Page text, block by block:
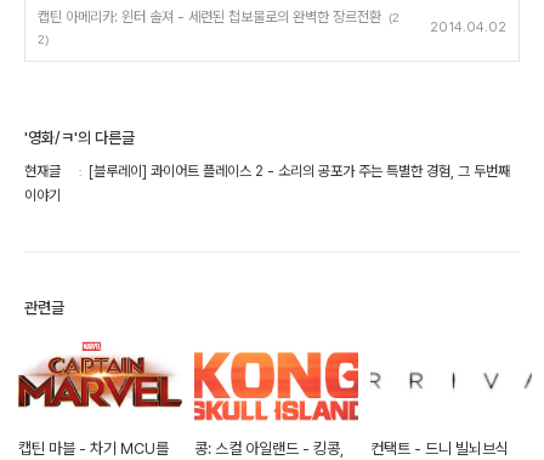
캡틴 아메리카: 윈터 솔져 - 세련된 첩보물로의 완벽한 장르전환 (2
2)
2014.04.02
'영화/ㅋ'의 다른글
현재글
[블루레이] 콰이어트 플레이스 2 - 소리의 공포가 주는 특별한 경험, 그 두번째
이야기
관련글
캡틴 마블 - 차기 MCU를
콩: 스컬 아일랜드 - 킹콩,
컨택트 - 드니 빌뇌브식